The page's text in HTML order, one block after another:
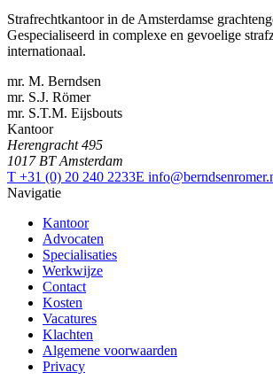
Strafrechtkantoor in de Amsterdamse
Gespecialiseerd in complexe en gevoelige
internationaal.
mr. M. Berndsen
mr. S.J. Römer
mr. S.T.M. Eijsbouts
Kantoor
Herengracht 495
1017 BT Amsterdam
T +31 (0) 20 240 2233E
Navigatie
Kantoor
Advocaten
Specialisaties
Werkwijze
Contact
Kosten
Vacatures
Klachten
Algemene voorwaarden
Privacy